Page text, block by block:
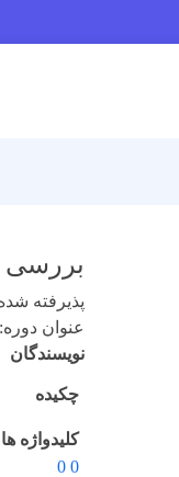
بررسی
پذیرفته شده
عنوان دوره:
نویسندگان
چکیده
کلیدواژه ها
0 0